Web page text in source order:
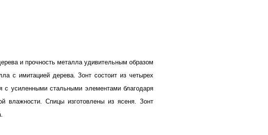
и прочность металла удивительным образом
с имитацией дерева. Зонт состоит из четырех
с усиленными стальными элементами благодаря
влажности. Спицы изготовлены из ясеня. Зонт